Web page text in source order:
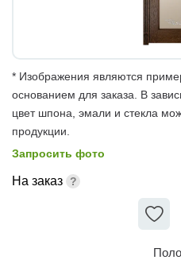
* Изображения являются
основанием для заказа. В
цвет шпона, эмали и стекла
продукции.
Запросить фото
На заказ